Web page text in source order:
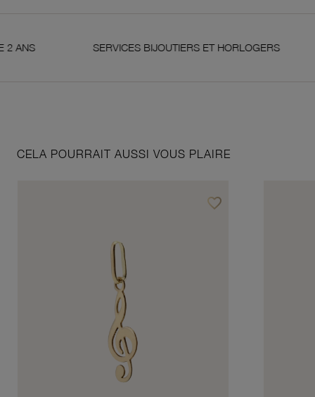
SERVICES BIJOUTIERS ET HORLOGERS
CELA POURRAIT AUSSI VOUS PLAIRE
favorite_borderAjouter à vos favoris